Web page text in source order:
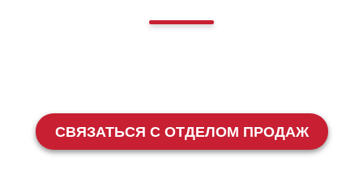
СВЯЗАТЬСЯ С ОТДЕЛОМ ПРОДАЖ